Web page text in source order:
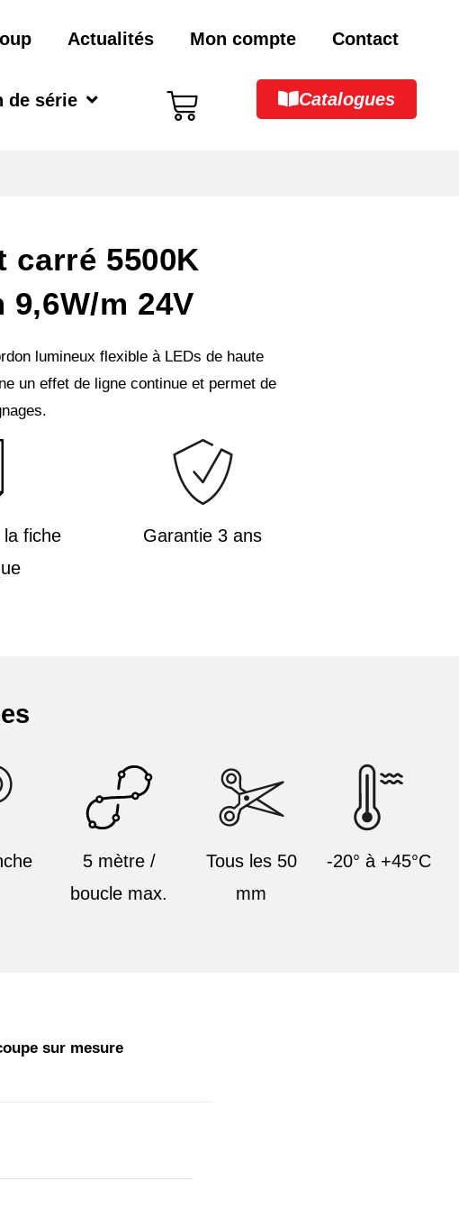
Actualités Mon compte Contact
de série Catalogues
carré 5500K
9,6W/m 24V
lumineux flexible à LEDs de haute
un effet de ligne continue et permet de
fiche
Garantie 3 ans
5 mètre /
boucle max.
Tous les 50
mm
-20° à +45°C
sur mesure